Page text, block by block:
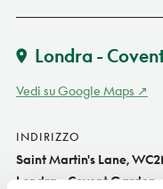
Londra -
Vedi su Google Maps
INDIRIZZO
Saint Martin's Lane,
Londra - Covent Garden